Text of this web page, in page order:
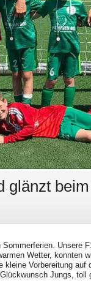
glänzt
Unsere
Wetter, konnten
kleine Vorbereitung
Jungs, toll